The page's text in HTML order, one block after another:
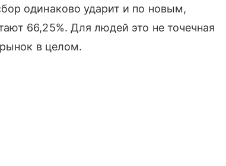
одинаково ударит и по новым,
66,25%. Для людей это не точечная
в целом.